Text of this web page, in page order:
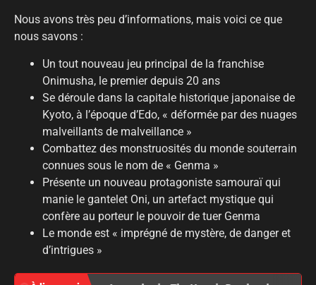
Nous avons très peu d’informations, mais voici ce que
nous savons :
Un tout nouveau jeu principal de la franchise
Onimusha, le premier depuis 20 ans
Se déroule dans la capitale historique japonaise de
Kyoto, à l’époque d’Edo, « déformée par des nuages ​​
malveillants de malveillance »
Combattez des monstruosités du monde souterrain
connues sous le nom de « Genma »
Présente un nouveau protagoniste samouraï qui
manie le gantelet Oni, un artefact mystique qui
confère au porteur le pouvoir de tuer Genma
Le monde est « imprégné de mystère, de danger et
d’intrigues »